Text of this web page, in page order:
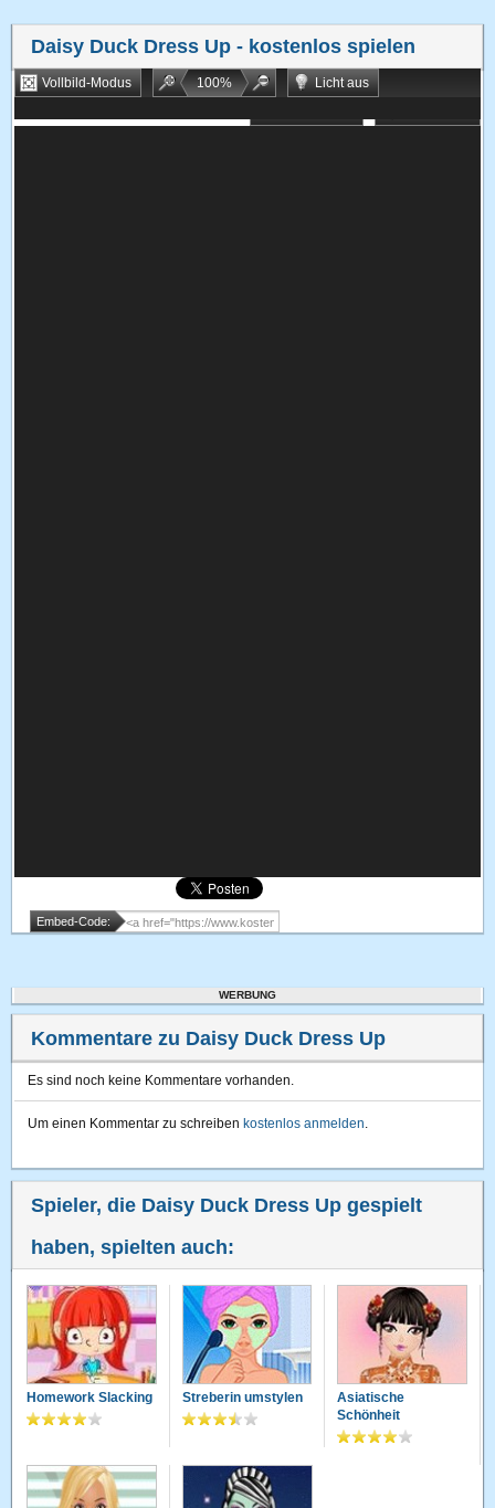
Daisy Duck Dress Up - kostenlos spielen
Vollbild-Modus 100%
Licht aus
Embed-Code:
WERBUNG
Kommentare zu Daisy Duck Dress Up
Es sind noch keine Kommentare vorhanden.
Um einen Kommentar zu schreiben kostenlos anmelden.
Spieler, die Daisy Duck Dress Up gespielt
haben, spielten auch:
Homework Slacking Streberin umstylen
Asiatische
Schönheit